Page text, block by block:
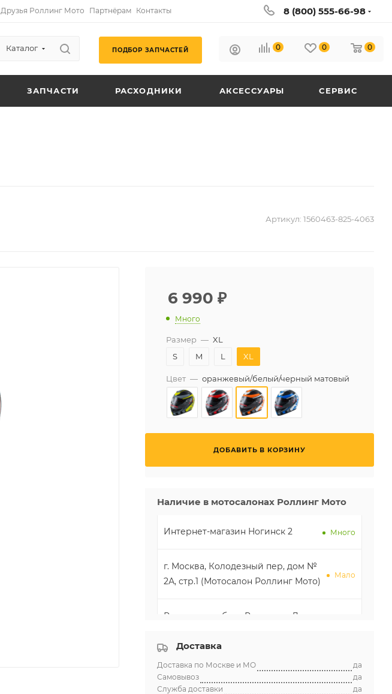
Друзья Роллинг Мото Партнёрам Контакты 8 (800) 555-66-98
Каталог ПОДБОР ЗАПЧАСТЕЙ 0 0 0
ЗАПЧАСТИ РАСХОДНИКИ АКСЕССУАРЫ СЕРВИС
Артикул: 1560463-825-4063
6 990 ₽
Много
Размер — XL
S
M L XL
Цвет — оранжевый/белый/черный матовый
ДОБАВИТЬ В КОРЗИНУ
Наличие в мотосалонах Роллинг Мото
Интернет-магазин Ногинск 2 Много
г. Москва, Колодезный пер, дом №
2А, стр.1 (Мотосалон Роллинг Мото)
Мало
Ростовская обл, г. Ростов-на-Дону,
Доставка
Доставка по Москве и МО
да
Самовывоз
да
Служба доставки
да